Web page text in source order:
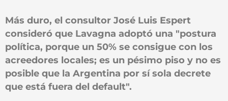
Más duro, el consultor José Luis Espert
consideró que Lavagna adoptó una "postura
política, porque un 50% se consigue con los
acreedores locales; es un pésimo piso y no es
posible que la Argentina por sí sola decrete
que está fuera del default".